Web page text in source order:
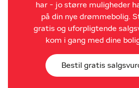
har - jo større muligheder
på din nye drømmebolig.
gratis og uforpligtende
kom i gang med dine
Bestil gratis